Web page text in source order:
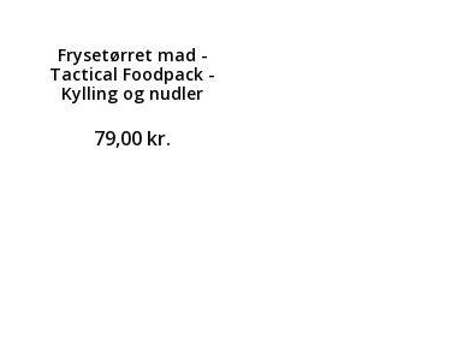
Frysetørret mad -
Tactical Foodpack -
Kylling og nudler
79,00 kr.